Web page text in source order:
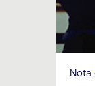
Nota